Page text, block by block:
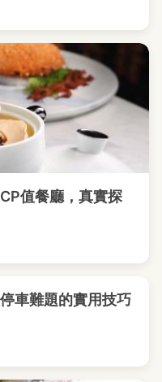
值餐廳，真實探
車難題的實用技巧